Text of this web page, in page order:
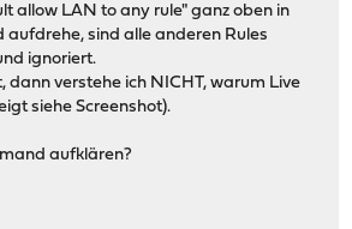
LAN to any rule" ganz oben in
aufdrehe, sind alle anderen Rules
ignoriert.
dann verstehe ich NICHT, warum Live
siehe Screenshot).
aufklären?